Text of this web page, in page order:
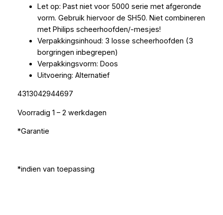
Let op: Past niet voor 5000 serie met afgeronde
vorm. Gebruik hiervoor de SH50. Niet combineren
met Philips scheerhoofden/-mesjes!
Verpakkingsinhoud: 3 losse scheerhoofden (3
borgringen inbegrepen)
Verpakkingsvorm: Doos
Uitvoering: Alternatief
4313042944697
Voorradig 1 – 2 werkdagen
*Garantie
*indien van toepassing